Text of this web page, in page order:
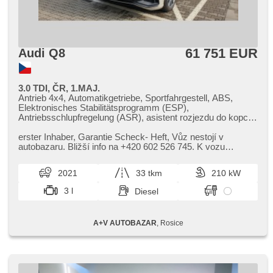
Audi Q8 61 751 EUR
3.0 TDI, ČR, 1.MAJ.
Antrieb 4x4, Automatikgetriebe, Sportfahrgestell, ABS,
Elektronisches Stabilitätsprogramm (ESP),
Antriebsschlupfregelung (ASR), asistent rozjezdu do kopce
bremsen , Servolenkung, Klimaautomatik, Klimaanlage,
Standheizung, Standheizung mit Zeitvorwärmer, Tempomat,
Alufelgen, Bordcomputer, digitální přístrojový štít, volba
jízdního režimu, Navigation, parkovací senzory přední,
parkovací senzory zadní, Fahrkamera, bezklíčové
odemykání, Lichtsensor, Scheibenwischersensor, Lenkrad
Taste, Wegfahrsperre, Zentralverriegelung mit
Funkfernbedienung, Zentralverriegelung, Sportsitze,
Reifendrucksensor, Heck LED Leuchte,
erster Inhaber,​ Garantie Scheck​- Heft,​ Vůz nestojí v
autobazaru. Bližší info na ​+420 602 526 745. K vozu
2021 33 tkm
210 kW
3 l
Diesel
A+V AUTOBAZAR , Rosice